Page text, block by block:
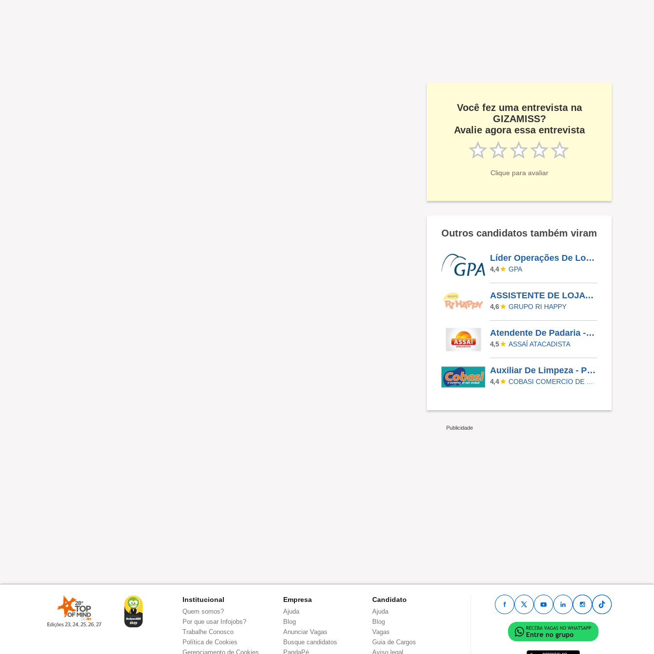
Você fez uma entrevista na
GIZAMISS?
Avalie agora essa entrevista
Clique para avaliar
Outros candidatos também viram
Líder Operações De Loja - Morumbi
4,4 GPA
ASSISTENTE DE LOJA - RIO PRETO SHOPPING - EFETIVO
4,6 GRUPO RI HAPPY
Atendente De Padaria - Temporário (Alto Da XV)
4,5 ASSAÍ ATACADISTA
Auxiliar De Limpeza - Paulinia
4,4
Institucional
Quem somos?
Por que usar Infojobs?
Trabalhe Conosco
Política de Cookies
Gerenciamento de Cookies
Empresa
Ajuda
Blog
Anunciar Vagas
Busque candidatos
PandaPé
Candidato
Ajuda
Blog
Vagas
Guia de Cargos
Aviso legal